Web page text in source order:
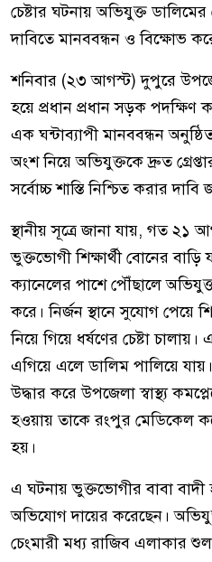
চেষ্টার ঘটনায় অভিযুক্ত ডালিমের
দাবিতে মানববন্ধন ও বিক্ষোভ
শনিবার (২৩ আগস্ট) দুপুরে
হয়ে প্রধান প্রধান সড়ক পদক্ষিণ
এক ঘন্টাব্যাপী মানববন্ধন
অংশ নিয়ে অভিযুক্তকে দ্রুত
সর্বোচ্চ শাস্তি নিশ্চিত করার দাবি
স্থানীয় সূত্রে জানা যায়, গত ২১
ভুক্তভোগী শিক্ষার্থী বোনের বাড়ি
ক্যানেলের পাশে পৌঁছালে
করে। নির্জন স্থানে সুযোগ পেয়ে
নিয়ে গিয়ে ধর্ষণের চেষ্টা
এগিয়ে এলে ডালিম পালিয়ে যায়।
উদ্ধার করে উপজেলা স্বাস্থ্য
হওয়ায় তাকে রংপুর মেডিকেল
হয়।
এ ঘটনায় ভুক্তভোগীর বাবা
অভিযোগ দায়ের করেছেন।
চেংমারী মধ্য রাজিব এলাকার